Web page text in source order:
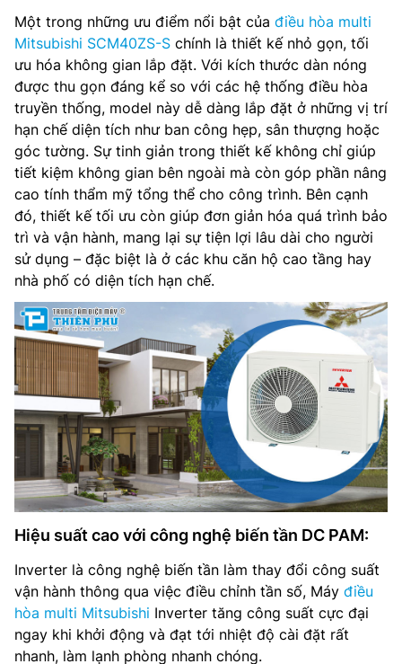
Một trong những ưu điểm nổi bật của điều hòa multi
Mitsubishi SCM40ZS-S chính là thiết kế nhỏ gọn, tối
ưu hóa không gian lắp đặt. Với kích thước dàn nóng
được thu gọn đáng kể so với các hệ thống điều hòa
truyền thống, model này dễ dàng lắp đặt ở những vị trí
hạn chế diện tích như ban công hẹp, sân thượng hoặc
góc tường. Sự tinh giản trong thiết kế không chỉ giúp
tiết kiệm không gian bên ngoài mà còn góp phần nâng
cao tính thẩm mỹ tổng thể cho công trình. Bên cạnh
đó, thiết kế tối ưu còn giúp đơn giản hóa quá trình bảo
trì và vận hành, mang lại sự tiện lợi lâu dài cho người
sử dụng – đặc biệt là ở các khu căn hộ cao tầng hay
nhà phố có diện tích hạn chế.
Hiệu suất cao với công nghệ biến tần DC PAM:
Inverter là công nghệ biến tần làm thay đổi công suất
vận hành thông qua việc điều chỉnh tần số, Máy điều
hòa multi Mitsubishi Inverter tăng công suất cực đại
ngay khi khởi động và đạt tới nhiệt độ cài đặt rất
nhanh, làm lạnh phòng nhanh chóng.